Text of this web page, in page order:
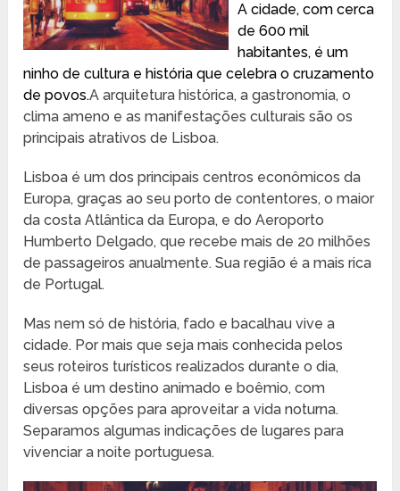
A cidade, com cerca
de 600 mil
habitantes, é um
ninho de cultura e história que celebra o cruzamento
de povos.A arquitetura histórica, a gastronomia, o
clima ameno e as manifestações culturais são os
principais atrativos de Lisboa.
Lisboa é um dos principais centros econômicos da
Europa, graças ao seu porto de contentores, o maior
da costa Atlântica da Europa, e do Aeroporto
Humberto Delgado, que recebe mais de 20 milhões
de passageiros anualmente. Sua região é a mais rica
de Portugal.
Mas nem só de história, fado e bacalhau vive a
cidade. Por mais que seja mais conhecida pelos
seus roteiros turísticos realizados durante o dia,
Lisboa é um destino animado e boêmio, com
diversas opções para aproveitar a vida noturna.
Separamos algumas indicações de lugares para
vivenciar a noite portuguesa.